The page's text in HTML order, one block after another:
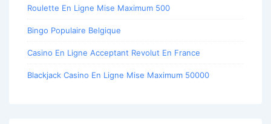
Roulette En Ligne Mise Maximum 500
Bingo Populaire Belgique
Casino En Ligne Acceptant Revolut En France
Blackjack Casino En Ligne Mise Maximum 50000